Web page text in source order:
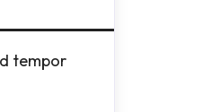
tempor